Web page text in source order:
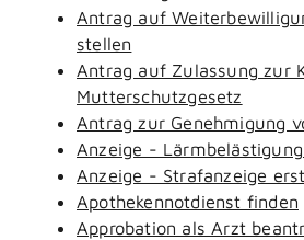
Antrag auf
stellen
Antrag auf Zulassung zur
Mutterschutzgesetz
Antrag zur Genehmigung
Anzeige -
Anzeige - Strafanzeige
Apothekennotdienst finden
Approbation als Arzt